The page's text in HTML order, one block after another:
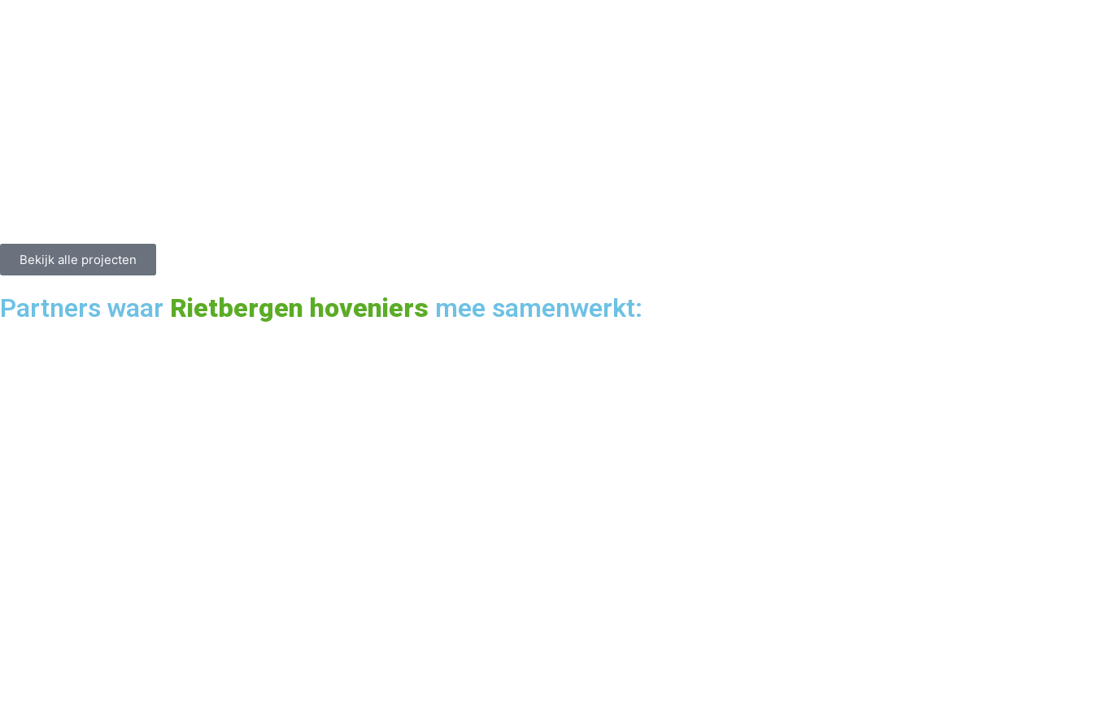
Bekijk alle projecten
Partners waar Rietbergen hoveniers mee samenwerkt: